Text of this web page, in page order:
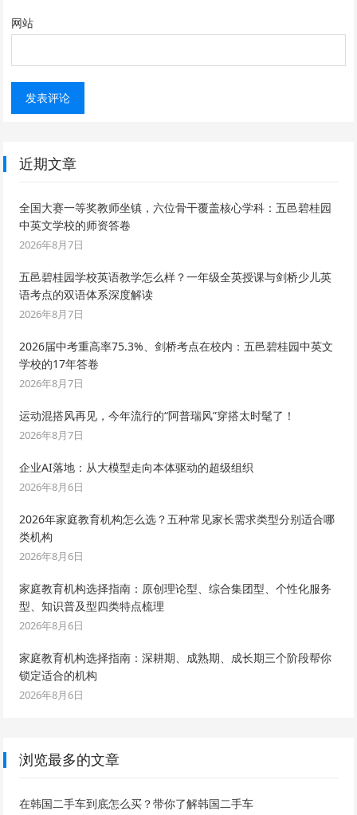
网站
近期文章
全国大赛一等奖教师坐镇，六位骨干覆盖核心学科：五邑碧桂园
中英文学校的师资答卷
2026年8月7日
五邑碧桂园学校英语教学怎么样？一年级全英授课与剑桥少儿英
语考点的双语体系深度解读
2026年8月7日
2026届中考重高率75.3%、剑桥考点在校内：五邑碧桂园中英文
学校的17年答卷
2026年8月7日
运动混搭风再见，今年流行的“阿普瑞风”穿搭太时髦了！
2026年8月7日
企业AI落地：从大模型走向本体驱动的超级组织
2026年8月6日
2026年家庭教育机构怎么选？五种常见家长需求类型分别适合哪
类机构
2026年8月6日
家庭教育机构选择指南：原创理论型、综合集团型、个性化服务
型、知识普及型四类特点梳理
2026年8月6日
家庭教育机构选择指南：深耕期、成熟期、成长期三个阶段帮你
锁定适合的机构
2026年8月6日
浏览最多的文章
在韩国二手车到底怎么买？带你了解韩国二手车